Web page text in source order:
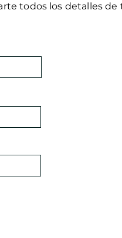
todos los detalles de